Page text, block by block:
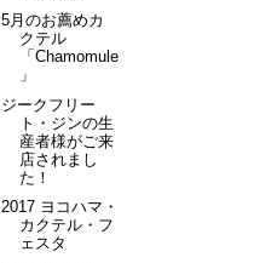
5月のお薦めカ
クテル
「Chamomule
」
ジークフリー
ト・ジンの生
産者様がご来
店されまし
た！
2017 ヨコハマ・
カクテル・フ
ェスタ